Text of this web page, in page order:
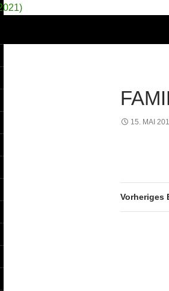
15. MAI
Vorheriges